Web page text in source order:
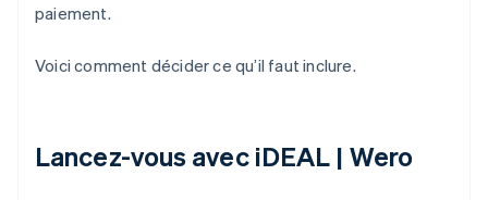
paiement.
Voici comment décider ce qu’il faut inclure.
Lancez-vous avec iDEAL | Wero